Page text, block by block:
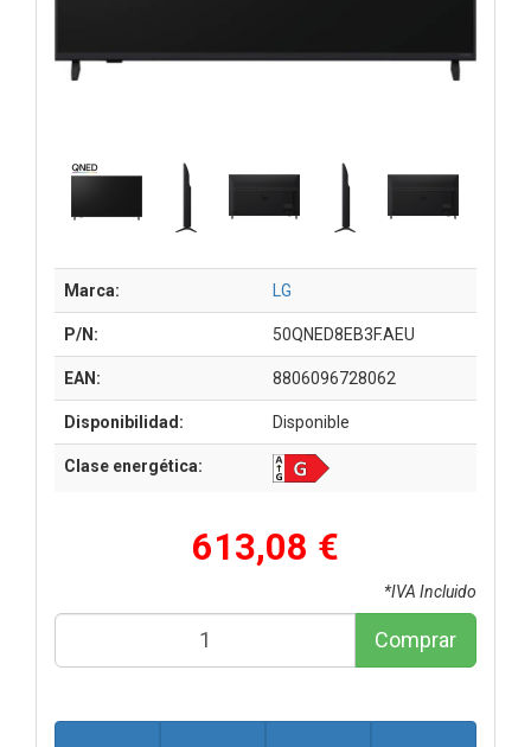
Marca: LG
P/N: 50QNED8EB3F.AEU
EAN: 8806096728062
Disponibilidad: Disponible
Clase energética:
613,08 €
*IVA Incluido
Comprar